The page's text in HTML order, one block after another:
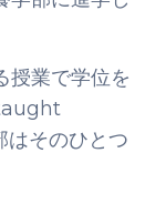
授業で学位を
そのひとつ